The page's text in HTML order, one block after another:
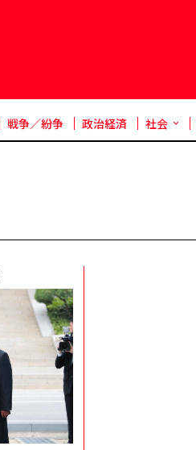
戦争／紛争 政治経済 社会